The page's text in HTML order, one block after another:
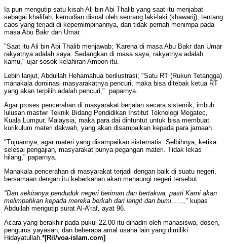
Ia pun mengutip satu kisah Ali bin Abi Thalib yang saat itu menjabat
sebagai khalifah, kemudian disoal oleh seorang laki-laki (khawarij), tentang
caos yang terjadi di kepemimpinannya, dan tidak pernah menimpa pada
masa Abu Bakr dan Umar.
"Saat itu Ali bin Abi Thalib menjawab; 'Karena di masa Abu Bakr dan Umar
rakyatnya adalah saya. Sedangkan di masa saya, rakyatnya adalah
kamu," ujar sosok kelahiran Ambon itu.
Lebih lanjut, Abdullah Hehamahua berilustrasi; "Satu RT (Rukun Tetangga)
manakala dominasi masyarakatnya pencuri, maka bisa ditebak ketua RT
yang akan terpilih adalah pencuri," paparnya.
Agar proses pencerahan di masyarakat berjalan secara sistemik, imbuh
lulusan mastwr Teknik Bidang Pendidikan Institut Teknologi Megatec,
Kuala Lumpur, Malaysia, maka para dai dintuntut untuk bisa membuat
kurikulum materi dakwah, yang akan disampaikan kepada para jamaah.
"Tujuannya, agar materi yang disampaikan sistematis. Selbihnya, ketika
selesai pengajian, masyarakat punya pegangan materi. Tidak lekas
hilang," paparnya.
Manakala pencerahan di masyarakat terjadi dengan baik di suatu negeri,
bersamaan dengan itu keberkahan akan menaungi negeri tersebut.
"Dan sekiranya penduduk negeri beriman dan bertakwa, pasti Kami akan
melimpahkan kepada mereka berkah dari langit dan bumi......," kupas
Abdullah mengutip surat Al-A'raf, ayat 96.
Acara yang berakhir pada pukul 22.00 itu dihadiri oleh mahasiswa, dosen,
pengurus yayasan, dan beberapa amal usaha lain yang dimiliki
Hidayatullah.*[Ril/voa-islam.com]